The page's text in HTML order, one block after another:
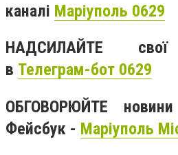
каналі Маріуполь 0629
НАДСИЛАЙТЕ свої
в Телеграм-бот 0629
ОБГОВОРЮЙТЕ
Фейсбук - Маріуполь